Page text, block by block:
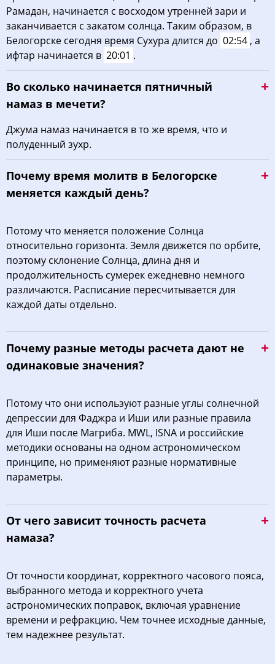
Рамадан, начинается с восходом утренней зари и
заканчивается с закатом солнца. Таким образом, в
Белогорске сегодня время Сухура длится до 02:54 , а
ифтар начинается в 20:01 .
Во сколько начинается пятничный
намаз в мечети?
Джума намаз начинается в то же время, что и
полуденный зухр.
Почему время молитв в Белогорске
меняется каждый день?
Потому что меняется положение Солнца
относительно горизонта. Земля движется по орбите,
поэтому склонение Солнца, длина дня и
продолжительность сумерек ежедневно немного
различаются. Расписание пересчитывается для
каждой даты отдельно.
Почему разные методы расчета дают не
одинаковые значения?
Потому что они используют разные углы солнечной
депрессии для Фаджра и Иши или разные правила
для Иши после Магриба. MWL, ISNA и российские
методики основаны на одном астрономическом
принципе, но применяют разные нормативные
параметры.
От чего зависит точность расчета
намаза?
От точности координат, корректного часового пояса,
выбранного метода и корректного учета
астрономических поправок, включая уравнение
времени и рефракцию. Чем точнее исходные данные,
тем надежнее результат.